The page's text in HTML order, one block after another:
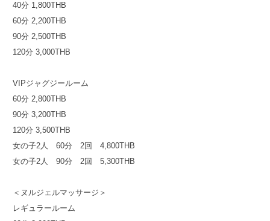
40分 1,800THB
60分 2,200THB
90分 2,500THB
120分 3,000THB
VIPジャグジールーム
60分 2,800THB
90分 3,200THB
120分 3,500THB
女の子2人 60分 2回 4,800THB
女の子2人 90分 2回 5,300THB
＜ヌルジェルマッサージ＞
レギュラールーム